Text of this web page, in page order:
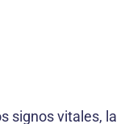
signos vitales, la